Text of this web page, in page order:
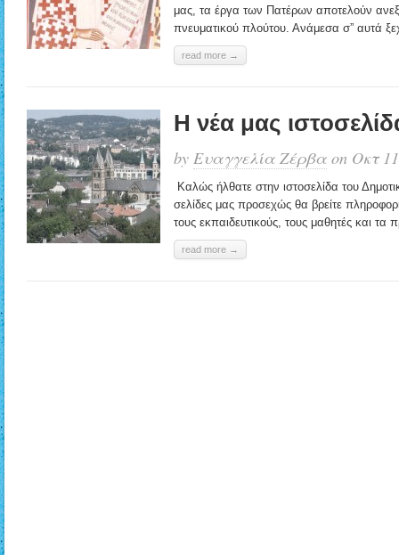
μας, τα έργα των Πατέρων αποτελούν
πνευματικού πλούτου. Ανάμεσα σ” αυτά
read more →
H νέα μας
by Ευαγγελία Ζέρβα on Οκτ
Καλώς ήλθατε στην ιστοσελίδα του
σελίδες μας προσεχώς θα βρείτε
τους εκπαιδευτικούς, τους μαθητές και τα
read more →